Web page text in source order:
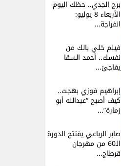
برج الجدي.. حظك اليوم
الأربعاء 8 يوليو:
انفراجة...
فيلم خلي بالك من
نفسك.. أحمد السقا
يفاجئ...
إبراهيم فوزي بهجت..
كيف أصبح “عبدالله أبو
زمارة”...
صابر الرباعي يفتتح الدورة
الـ60 من مهرجان
قرطاج...